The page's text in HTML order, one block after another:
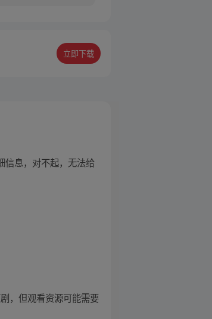
立即下载
信息，对不起，无法给
，但观看资源可能需要